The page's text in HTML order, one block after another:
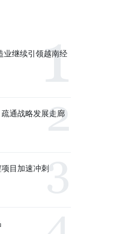
业继续引领越南经
通战略发展走廊
目加速冲刺